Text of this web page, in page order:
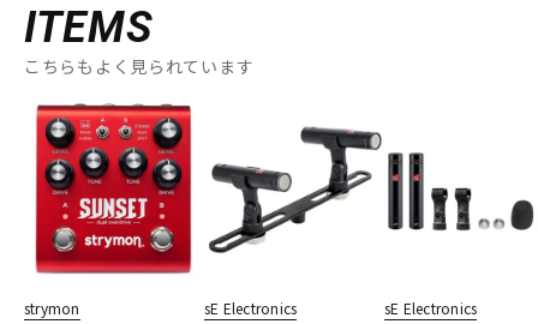
ITEMS
こちらもよく見られています
strymon
sE Electronics
sE Electronics